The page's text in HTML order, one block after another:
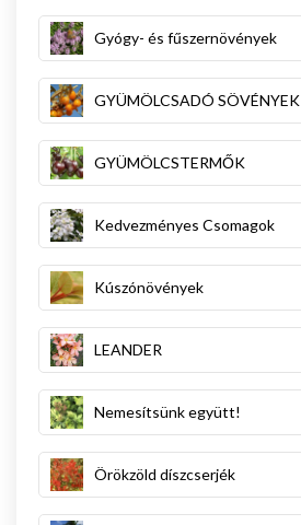
Gyógy- és fűszernövények
GYÜMÖLCSADÓ SÖVÉNYEK
GYÜMÖLCSTERMŐK
Kedvezményes Csomagok
Kúszónövények
LEANDER
Nemesítsünk együtt!
Örökzöld díszcserjék